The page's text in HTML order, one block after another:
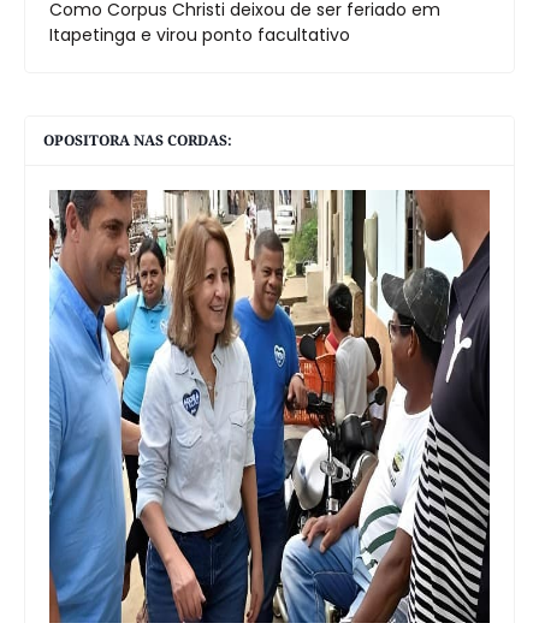
Como Corpus Christi deixou de ser feriado em
Itapetinga e virou ponto facultativo
OPOSITORA NAS CORDAS: